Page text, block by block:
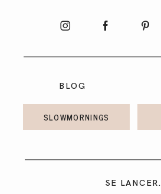
BLOG
SE LANCER.
SLOWMORNINGS